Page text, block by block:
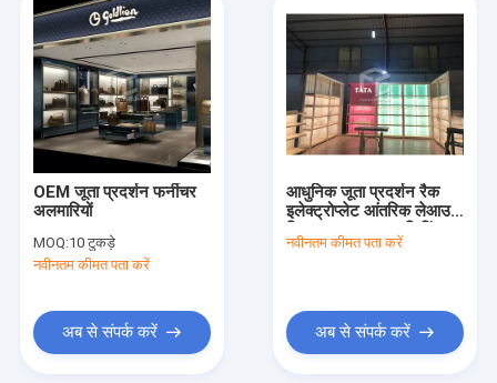
OEM जूता प्रदर्शन फर्नीचर
अलमारियों
MOQ:10 टुकड़े
नवीनतम कीमत पता करें
अब से संपर्क करें
आधुनिक जूता प्रदर्शन रैक
इलेक्ट्रोप्लेट आंतरिक लेआउट
डिजाइन जूता दुकान फिटिंग
नवीनतम कीमत पता करें
अब से संपर्क करें